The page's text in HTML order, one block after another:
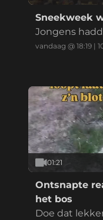
Sneekweek
Jongens
vandaag @ 18:19 |
01:21
Ontsnapte
het bos
Doe dat